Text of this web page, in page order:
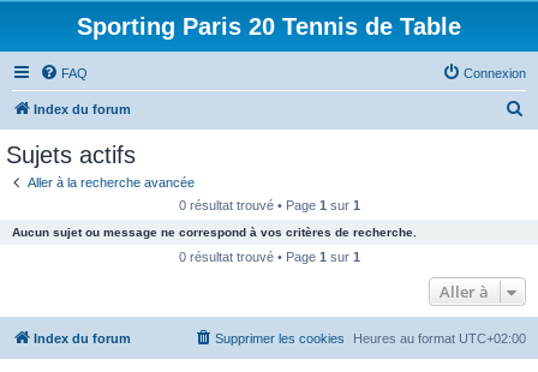
Sporting Paris 20 Tennis de Table
FAQ Connexion
Index du forum
c
e
Sujets actifs
Aller à la recherche avancée
0 résultat trouvé • Page 1 sur 1
Aucun sujet ou message ne correspond à vos critères de recherche.
0 résultat trouvé • Page 1 sur 1
Aller à
Index du forum Heures au format UTC+02:00
Supprimer les cookies